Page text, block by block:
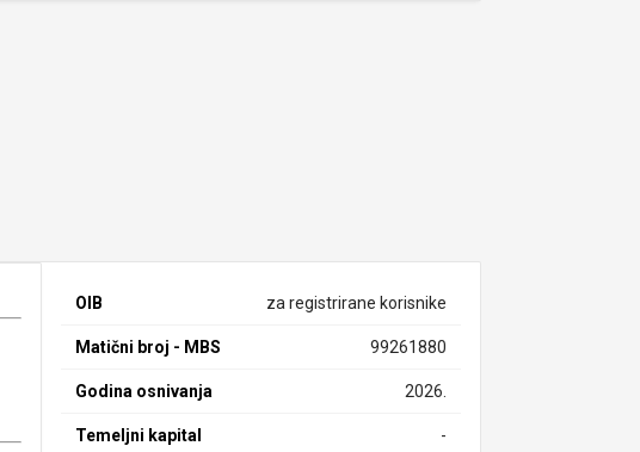
OIB za registrirane korisnike
Matični broj - MBS 99261880
Godina osnivanja 2026.
Temeljni kapital -